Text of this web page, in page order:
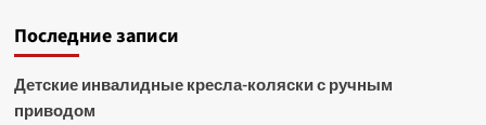
Последние записи
Детские инвалидные кресла-коляски с ручным
приводом